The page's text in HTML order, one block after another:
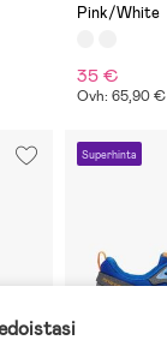
Pink/White
35 €
Ovh: 65,90 €
Superhinta